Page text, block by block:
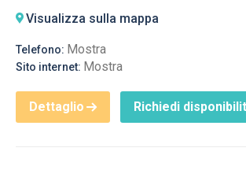
Visualizza sulla mappa
Telefono: Mostra
Sito internet: Mostra
Dettaglio Richiedi